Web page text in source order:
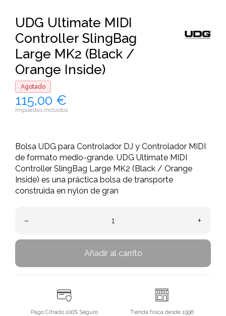
UDG Ultimate MIDI
Controller SlingBag
Large MK2 (Black /
Orange Inside)
Agotado
115,00 €
Impuestos incluidos
Bolsa UDG para Controlador DJ y Controlador MIDI
de formato medio-grande. UDG Ultimate MIDI
Controller SlingBag Large MK2 (Black / Orange
Inside) es una práctica bolsa de transporte
construida en nylon de gran
– +
Añadir al carrito
Pago Cifrado 100% Seguro Tienda física desde 1996